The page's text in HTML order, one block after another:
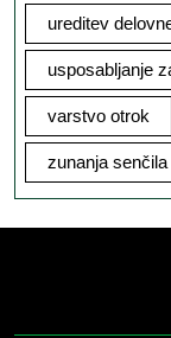
ureditev
usposabljanje
varstvo otrok
zunanja senčila